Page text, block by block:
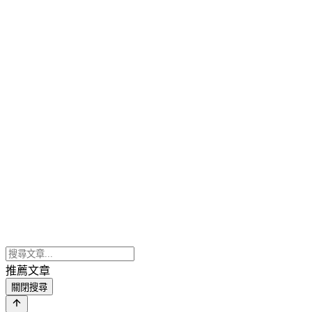
推薦文章
關閉搜尋